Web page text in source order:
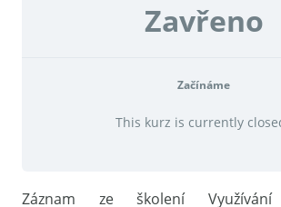
Zavřeno
Začínáme
This kurz is currently
Záznam ze školení Využívání